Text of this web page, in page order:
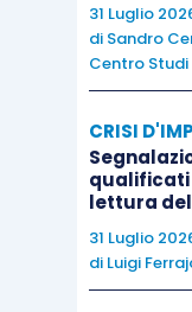
valgono per le
professionali.
dobbiamo
cosa al mondo.
e in guerra
deciso di
Anche il
31 Luglio
di Sandro
Centro
CRISI
qualificati
lettura
31 Luglio
di Luigi